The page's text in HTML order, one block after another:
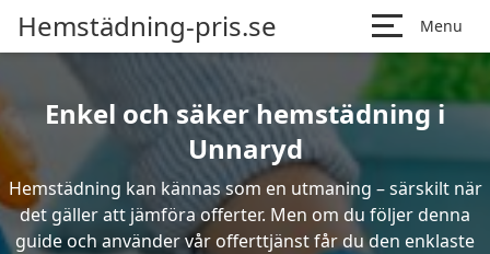
Hemstädning-pris.se Menu
Enkel och säker hemstädning i
Unnaryd
Hemstädning kan kännas som en utmaning – särskilt när
det gäller att jämföra offerter. Men om du följer denna
guide och använder vår offerttjänst får du den enklaste